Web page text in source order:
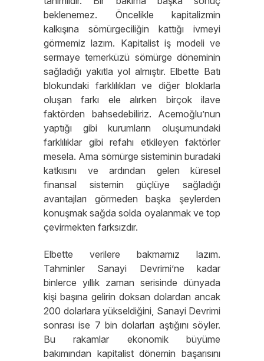
beklenemez. Öncelikle kapitalizmin
kalkışına sömürgeciliğin kattığı ivmeyi
görmemiz lazım. Kapitalist iş modeli ve
sermaye temerküzü sömürge döneminin
sağladığı yakıtla yol almıştır. Elbette Batı
blokundaki farklılıkları ve diğer bloklarla
oluşan farkı ele alırken birçok ilave
faktörden bahsedebiliriz. Acemoğlu’nun
yaptığı gibi kurumların oluşumundaki
farklılıklar gibi refahı etkileyen faktörler
mesela. Ama sömürge sisteminin buradaki
katkısını ve ardından gelen küresel
finansal sistemin güçlüye sağladığı
avantajları görmeden başka şeylerden
konuşmak sağda solda oyalanmak ve top
çevirmekten farksızdır.
Elbette verilere bakmamız lazım.
Tahminler Sanayi Devrimi’ne kadar
binlerce yıllık zaman serisinde dünyada
kişi başına gelirin doksan dolardan ancak
200 dolarlara yükseldiğini, Sanayi Devrimi
sonrası ise 7 bin dolarları aştığını söyler.
Bu rakamlar ekonomik büyüme
bakımından kapitalist dönemin başarısını